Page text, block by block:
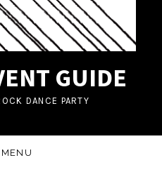
GUIDE
DANCE PARTY